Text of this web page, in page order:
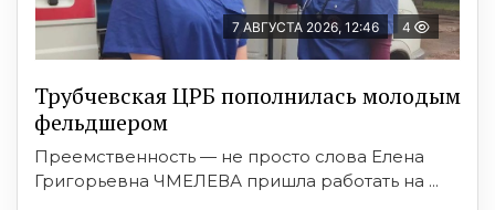
7 АВГУСТА 2026, 12:46 4
Трубчевская ЦРБ пополнилась молодым
фельдшером
Преемственность — не просто слова Елена
Григорьевна ЧМЕЛЕВА пришла работать на ...